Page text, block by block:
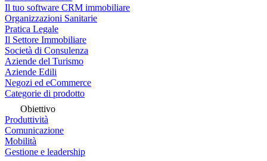
Il tuo software CRM immobiliare
Organizzazioni Sanitarie
Pratica Legale
Il Settore Immobiliare
Società di Consulenza
Aziende del Turismo
Aziende Edili
Negozi ed eCommerce
Categorie di prodotto
Obiettivo
Produttività
Comunicazione
Mobilità
Gestione e leadership